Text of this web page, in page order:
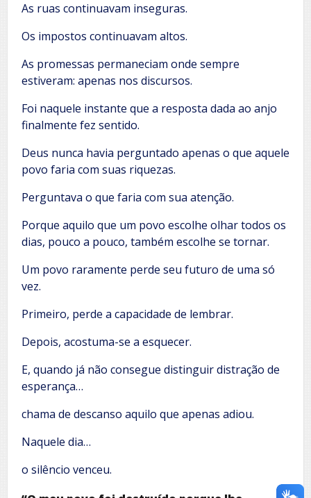
As ruas continuavam inseguras.
Os impostos continuavam altos.
As promessas permaneciam onde sempre
estiveram: apenas nos discursos.
Foi naquele instante que a resposta dada ao anjo
finalmente fez sentido.
Deus nunca havia perguntado apenas o que aquele
povo faria com suas riquezas.
Perguntava o que faria com sua atenção.
Porque aquilo que um povo escolhe olhar todos os
dias, pouco a pouco, também escolhe se tornar.
Um povo raramente perde seu futuro de uma só
vez.
Primeiro, perde a capacidade de lembrar.
Depois, acostuma-se a esquecer.
E, quando já não consegue distinguir distração de
esperança…
chama de descanso aquilo que apenas adiou.
Naquele dia…
o silêncio venceu.